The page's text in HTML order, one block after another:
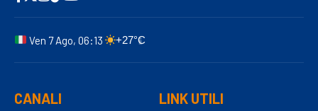
Ven 7 Ago, 06:13 +27°C
CANALI LINK UTILI